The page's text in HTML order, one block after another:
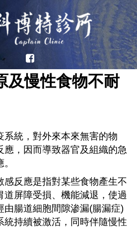
性過敏原
及慢性食物不耐
系統，對外來本來無害的物
應，因而導致器官及組織的急
感反應是指對某些食物產生不
道屏障受損、機能減退，使過
由腸道細胞間隙渗漏(腸漏症)
統持續被激活，同時伴隨慢性